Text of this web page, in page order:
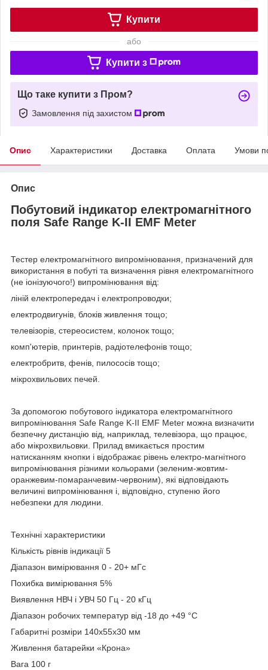
Купити
або
Купити з
Що таке купити з Пром?
Замовлення під захистом
Опис Характеристики Доставка Оплата Умови
Опис
Побутовий індикатор електромагнітного
поля Safe Range K-II EMF Meter
Тестер електромагнітного випромінювання, призначений для
використання в побуті та визначення рівня електромагнітного
(не іонізуючого!) випромінювання від:
ліній електропередач і електропроводки;
електродвигунів, блоків живлення тощо;
телевізорів, стереосистем, колонок тощо;
комп'ютерів, принтерів, радіотелефонів тощо;
електробритв, фенів, пилососів тощо;
мікрохвильових печей.
За допомогою побутового індикатора електромагнітного
випромінювання Safe Range K-II EMF Meter можна визначити
безпечну дистанцію від, наприклад, телевізора, що працює,
або мікрохвильовки. Прилад вмикається простим
натисканням кнопки і відображає рівень електро-магнітного
випромінювання різними кольорами (зеленим-жовтим-
оранжевим-помаранчевим-червоним), які відповідають
величині випромінювання і, відповідно, ступеню його
небезпеки для людини.
Технічні характеристики
Кількість рівнів індикації 5
Діапазон вимірювання 0 - 20+ мГс
Похибка вимірювання 5%
Виявлення НВЧ і УВЧ 50 Гц - 20 кГц
Діапазон робочих температур від -18 до +49 °С
Габаритні розміри 140х55х30 мм
Живлення батарейки «Крона»
Вага 100 г